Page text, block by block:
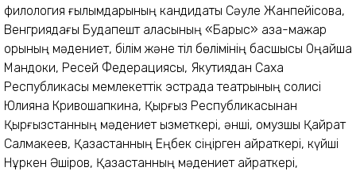
филология ғылымдарының кандидаты Сәуле Жанпейісова,
Венгриядағы Будапешт қаласының «Барыс» қазақ-мажар
қорының мәдениет, білім және тіл бөлімінің басшысы Оңайша
Мандоки, Ресей Федерациясы, Якутиядан Саха
Республикасы мемлекеттік эстрада театрының солисі
Юлияна Кривошапкина, Қырғыз Республикасынан
Қырғызстанның мәдениет қызметкері, әнші, қомузшы Қайрат
Салмакеев, Қазақстанның Еңбек сіңірген қайраткері, күйші
Нұркен Әшіров, Қазақстанның мәдениет қайраткері,